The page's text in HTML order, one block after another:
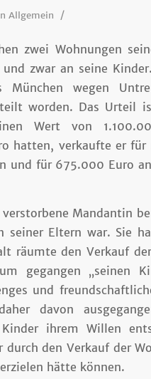
Allgemein /
zwei Wohnungen
zwar an seine
München wegen
worden. Das Urteil
Wert von
hatten, verkaufte er
und für 675.000 Euro
Mandantin
seiner Eltern war. Sie
räumte den Verkauf
gegangen „seinen
und
davon
ihrem Willen
den Verkauf der
hätte können.